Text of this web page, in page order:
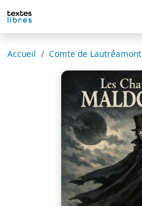
Accueil Comte de Lautréamont